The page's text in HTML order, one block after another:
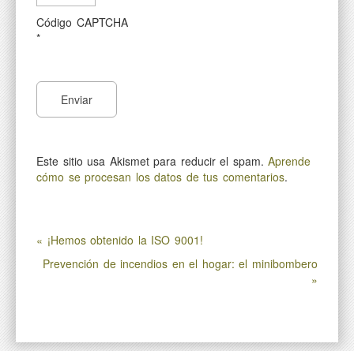
Código CAPTCHA
*
Este sitio usa Akismet para reducir el spam.Aprende
cómo se procesan los datos de tus comentarios.
« ¡Hemos obtenido la ISO 9001!
Prevención de incendios en el hogar: el minibombero
»